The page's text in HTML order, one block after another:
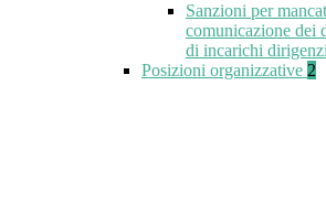
Sanzioni per
comunicazione dei
di incarichi
Posizioni organizzative 2